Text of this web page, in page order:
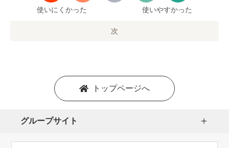
使いにくかった 使いやすかった
次
トップページへ
グループサイト